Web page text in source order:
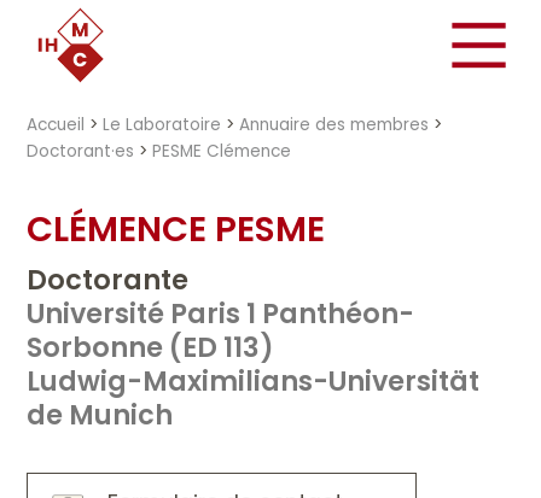
Accueil >Le Laboratoire >Annuaire des membres >
Doctorant·es >PESME Clémence
CLÉMENCE PESME
Doctorante
Université Paris 1 Panthéon-
Sorbonne (ED 113)
Ludwig-Maximilians-Universität
de Munich